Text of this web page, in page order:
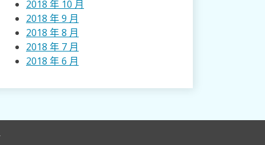
2018 年 10 月
2018 年 9 月
2018 年 8 月
2018 年 7 月
2018 年 6 月